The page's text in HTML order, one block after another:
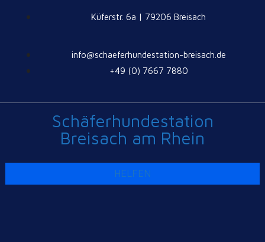
Küferstr. 6a | 79206 Breisach
info@schaeferhundestation-breisach.de
+49 (0) 7667 7880
Schäferhundestation
Breisach am Rhein
HELFEN